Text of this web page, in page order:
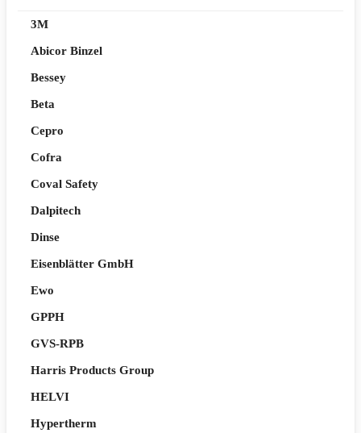
3M
Abicor Binzel
Bessey
Beta
Cepro
Cofra
Coval Safety
Dalpitech
Dinse
Eisenblätter GmbH
Ewo
GPPH
GVS-RPB
Harris Products Group
HELVI
Hypertherm